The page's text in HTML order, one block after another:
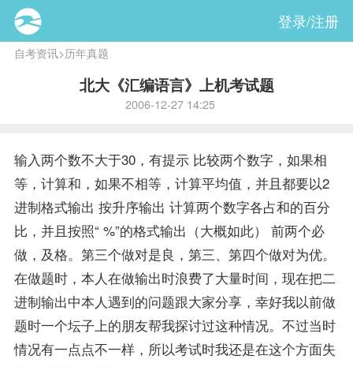
登录/注册
自考资讯>历年真题
北大《汇编语言》上机考试题
2006-12-27 14:25
输入两个数不大于30，有提示 比较两个数字，如果相
等，计算和，如果不相等，计算平均值，并且都要以2
进制格式输出 按升序输出 计算两个数字各占和的百分
比，并且按照“ %”的格式输出（大概如此） 前两个必
做，及格。第三个做对是良，第三、第四个做对为优。
在做题时，本人在做输出时浪费了大量时间，现在把二
进制输出中本人遇到的问题跟大家分享，幸好我以前做
题时一个坛子上的朋友帮我探讨过这种情况。不过当时
情况有一点点不一样，所以考试时我还是在这个方面失